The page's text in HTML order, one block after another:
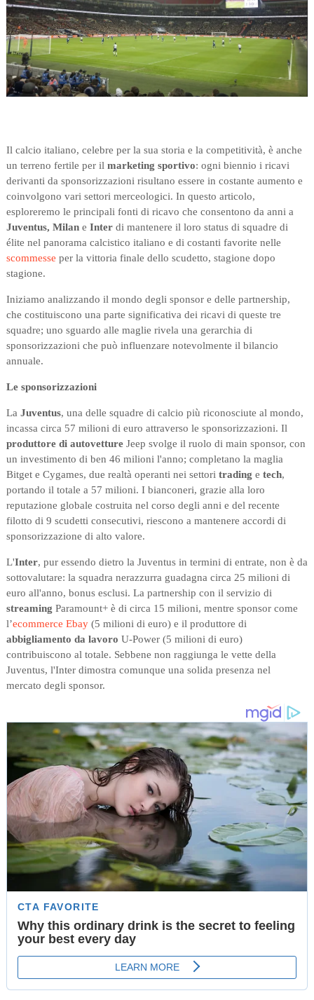
Il calcio italiano, celebre per la sua storia e la competitività, è anche
un terreno fertile per il marketing sportivo: ogni biennio i ricavi
derivanti da sponsorizzazioni risultano essere in costante aumento e
coinvolgono vari settori merceologici. In questo articolo,
esploreremo le principali fonti di ricavo che consentono da anni a
Juventus, Milan e Interdi mantenere il loro status di squadre di
élite nel panorama calcistico italiano e di costanti favorite nelle
scommesse per la vittoria finale dello scudetto, stagione dopo
stagione.
Iniziamo analizzando il mondo degli sponsor e delle partnership,
che costituiscono una parte significativa dei ricavi di queste tre
squadre; uno sguardo alle maglie rivela una gerarchia di
sponsorizzazioni che può influenzare notevolmente il bilancio
annuale.
Le sponsorizzazioni
La Juventus, una delle squadre di calcio più riconosciute al mondo,
incassa circa 57 milioni di euro attraverso le sponsorizzazioni. Il
produttore di autovetture Jeep svolge il ruolo di main sponsor, con
un investimento di ben 46 milioni l'anno; completano la maglia
Bitget e Cygames, due realtà operanti nei settori trading e tech,
portando il totale a 57 milioni. I bianconeri, grazie alla loro
reputazione globale costruita nel corso degli anni e del recente
filotto di 9 scudetti consecutivi, riescono a mantenere accordi di
sponsorizzazione di alto valore.
L'Inter, pur essendo dietro la Juventus in termini di entrate, non è da
sottovalutare: la squadra nerazzurra guadagna circa 25 milioni di
euro all'anno, bonus esclusi. La partnership con il servizio di
streaming Paramount+ è di circa 15 milioni, mentre sponsor come
l’ecommerce Ebay(5 milioni di euro) e il produttore di
abbigliamento da lavoro U-Power (5 milioni di euro)
contribuiscono al totale. Sebbene non raggiunga le vette della
Juventus, l'Inter dimostra comunque una solida presenza nel
mercato degli sponsor.